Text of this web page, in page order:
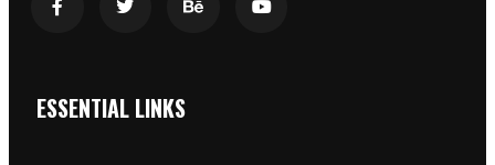
ESSENTIAL LINKS